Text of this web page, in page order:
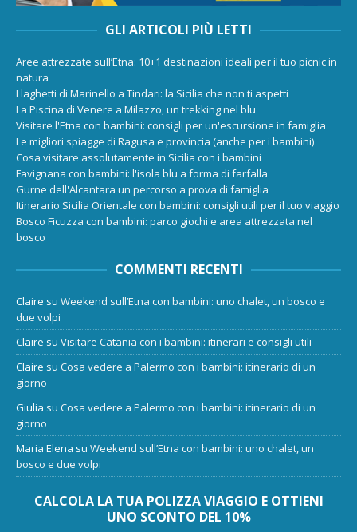
GLI ARTICOLI PIÙ LETTI
Aree attrezzate sull’Etna: 10+1 destinazioni ideali per il tuo picnic in
natura
I laghetti di Marinello a Tindari: la Sicilia che non ti aspetti
La Piscina di Venere a Milazzo, un trekking nel blu
Visitare l'Etna con bambini: consigli per un'escursione in famiglia
Le migliori spiagge di Ragusa e provincia (anche per i bambini)
Cosa visitare assolutamente in Sicilia con i bambini
Favignana con bambini: l'isola blu a forma di farfalla
Gurne dell'Alcantara un percorso a prova di famiglia
Itinerario Sicilia Orientale con bambini: consigli utili per il tuo viaggio
Bosco Ficuzza con bambini: parco giochi e area attrezzata nel
bosco
COMMENTI RECENTI
Claire su Weekend sull’Etna con bambini: uno chalet, un bosco e
due volpi
Claire su Visitare Catania con i bambini: itinerari e consigli utili
Claire su Cosa vedere a Palermo con i bambini: itinerario di un
giorno
Giulia su Cosa vedere a Palermo con i bambini: itinerario di un
giorno
Maria Elena su Weekend sull’Etna con bambini: uno chalet, un
bosco e due volpi
CALCOLA LA TUA POLIZZA VIAGGIO E OTTIENI
UNO SCONTO DEL 10%